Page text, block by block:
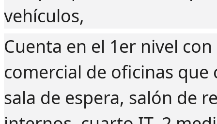
vehículos,
Cuenta en el 1er nivel
comercial de oficinas
sala de espera, salón de